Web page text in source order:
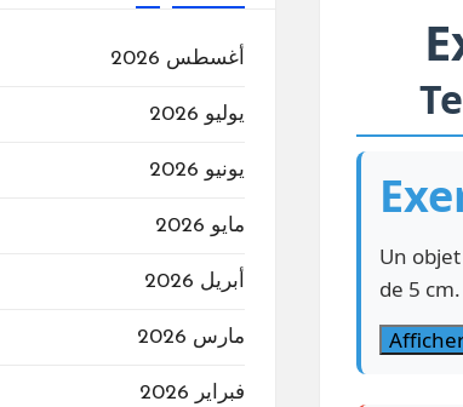
Un
de 5
أغسطس 2026
يوليو 2026
يونيو 2026
مايو 2026
أبريل 2026
مارس 2026
فبراير 2026